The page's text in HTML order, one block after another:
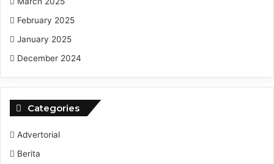
February 2025
January 2025
December 2024
Categories
Advertorial
Berita